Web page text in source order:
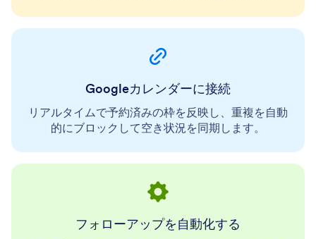
Googleカレンダーに接続
リアルタイムで予約済みの枠を反映し、重複を自動
的にブロックして空き状況を同期します。
フォローアップを自動化する